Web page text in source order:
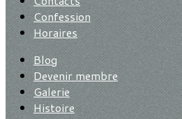
Confession
Horaires
Blog
Devenir membre
Galerie
Histoire